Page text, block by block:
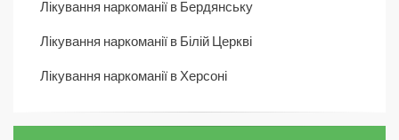
Лікування наркоманії в Бердянську
Лікування наркоманії в Білій Церкві
Лікування наркоманії в Херсоні